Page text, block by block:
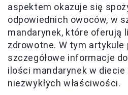
aspektem okazuje się
odpowiednich owoców, w
mandarynek, które oferują
zdrowotne. W tym
szczegółowe informacje
ilości mandarynek w
niezwykłych właściwości.